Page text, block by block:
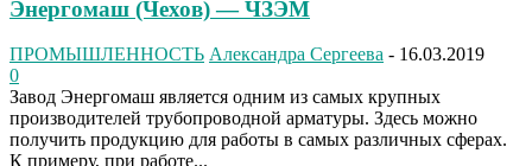
Энергомаш (Чехов) — ЧЗЭМ
ПРОМЫШЛЕННОСТЬ Александра Сергеева - 16.03.2019
0
Завод Энергомаш является одним из самых крупных
производителей трубопроводной арматуры. Здесь можно
получить продукцию для работы в самых различных сферах.
К примеру, при работе...